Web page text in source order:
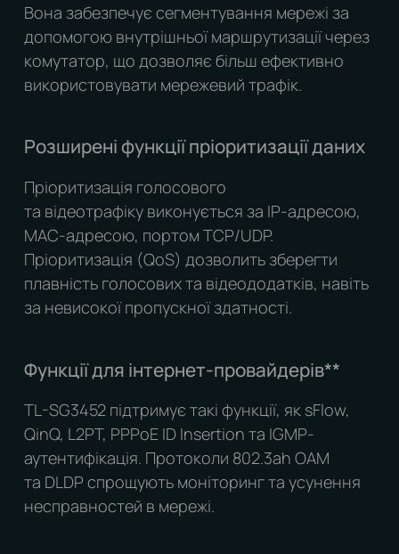
Вона забезпечує сегментування мережі за
допомогою внутрішньої маршрутизації через
комутатор, що дозволяє більш ефективно
використовувати мережевий трафік.
Розширені функції пріоритизації даних
Пріоритизація голосового
та відеотрафіку виконується за IP-адресою,
MAС-адресою, портом TCP/UDP.
Пріоритизація (QoS) дозволить зберегти
плавність голосових та відеододатків, навіть
за невисокої пропускної здатності.
Функції для інтернет-провайдерів**
TL-SG3452 підтримує такі функції, як sFlow,
QinQ, L2PT, PPPoE ID Insertion та IGMP-
аутентифікація. Протоколи 802.3ah OAM
та DLDP спрощують моніторинг та усунення
несправностей в мережі.